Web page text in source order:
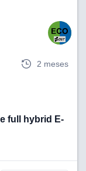
2 meses
full hybrid E-